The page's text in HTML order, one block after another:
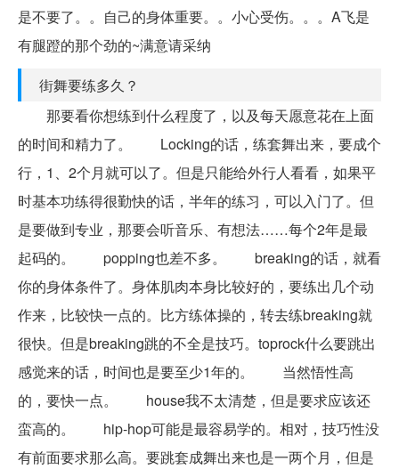
是不要了。。自己的身体重要。。小心受伤。。。A飞是
有腿蹬的那个劲的~满意请采纳
街舞要练多久？
那要看你想练到什么程度了，以及每天愿意花在上面
的时间和精力了。 Locking的话，练套舞出来，要成个
行，1、2个月就可以了。但是只能给外行人看看，如果平
时基本功练得很勤快的话，半年的练习，可以入门了。但
是要做到专业，那要会听音乐、有想法……每个2年是最
起码的。 popping也差不多。 breaking的话，就看
你的身体条件了。身体肌肉本身比较好的，要练出几个动
作来，比较快一点的。比方练体操的，转去练breaking就
很快。但是breaking跳的不全是技巧。toprock什么要跳出
感觉来的话，时间也是要至少1年的。 当然悟性高
的，要快一点。 house我不太清楚，但是要求应该还
蛮高的。 hip-hop可能是最容易学的。相对，技巧性没
有前面要求那么高。要跳套成舞出来也是一两个月，但是